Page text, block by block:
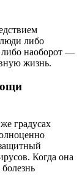
либо
либо наоборот —
жизнь.
градусах
Когда она